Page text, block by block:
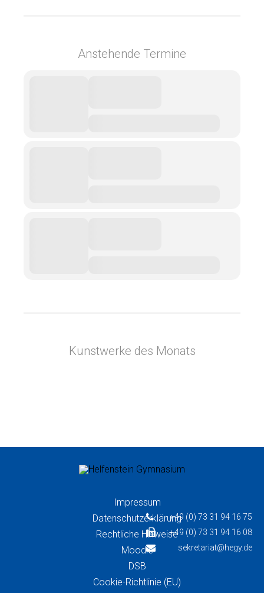
Anstehende Termine
Kunstwerke des Monats
+49 (0) 73 31 94 16 75
+49 (0) 73 31 94 16 08
sekretariat@hegy.de
Impressum
Datenschutzerklärung
Rechtliche Hinweise
Moodle
DSB
Cookie-Richtlinie (EU)